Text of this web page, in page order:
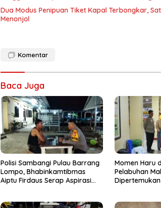
Dua Modus Penipuan Tiket Kapal Terbongkar,
Menonjol
Komentar
Baca Juga
Polisi Sambangi Pulau Barrang
Lompo, Bhabinkamtibmas
Aiptu Firdaus Serap Aspirasi
Momen Haru
Pelabuhan